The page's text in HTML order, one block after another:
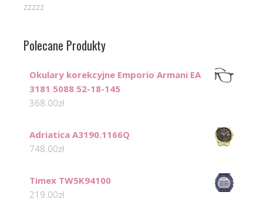
zzzzz
Polecane Produkty
Okulary korekcyjne Emporio Armani EA
3181 5088 52-18-145
368.00zł
Adriatica A3190.1166Q
748.00zł
Timex TW5K94100
219.00zł